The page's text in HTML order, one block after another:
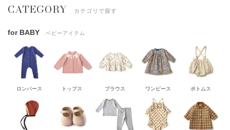
CATEGORY カテゴリで探す
for BABY ベビーアイテム
ロンパース トップス ブラウス ワンピース ボトムス